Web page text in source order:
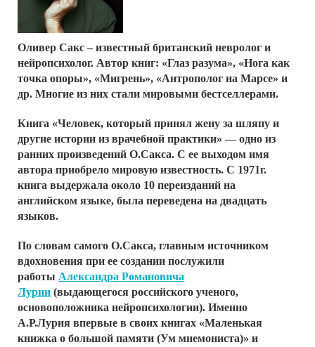
Оливер Сакс – известный британский невролог и
нейропсихолог. Автор книг: «Глаз разума», «Нога как
точка опоры», «Мигрень», «Антрополог на Марсе» и
др. Многие из них стали мировыми бестселлерами.
Книга «Человек, который принял жену за шляпу и
другие истории из врачебной практики» — одно из
ранних произведений О.Сакса. С ее выходом имя
автора приобрело мировую известность. С 1971г.
книга выдержала около 10 переизданий на
английском языке, была переведена на двадцать
языков.
По словам самого О.Сакса, главным источником
вдохновения при ее создании послужили
работы Александра Романовича
Лурии (выдающегося российского ученого,
основоположника нейропсихологии). Именно
А.Р.Лурия впервые в своих книгах «Маленькая
книжка о большой памяти (Ум мнемониста)» и